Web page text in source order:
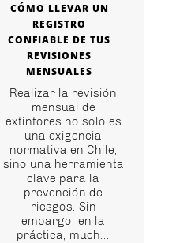
CÓMO LLEVAR UN
REGISTRO
CONFIABLE DE TUS
REVISIONES
MENSUALES
Realizar la revisión
mensual de
extintores no solo es
una exigencia
normativa en Chile,
sino una herramienta
clave para la
prevención de
riesgos. Sin
embargo, en la
práctica, much...